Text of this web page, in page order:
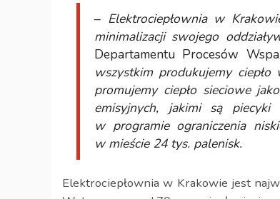
– Elektrociepłownia w
minimalizacji swojego
Departamentu Procesów
wszystkim produkujemy
promujemy ciepło sieciowe
emisyjnych, jakimi są piecyki
w programie ograniczenia
w mieście 24 tys. palenisk.
Elektrociepłownia w Krakowie jest